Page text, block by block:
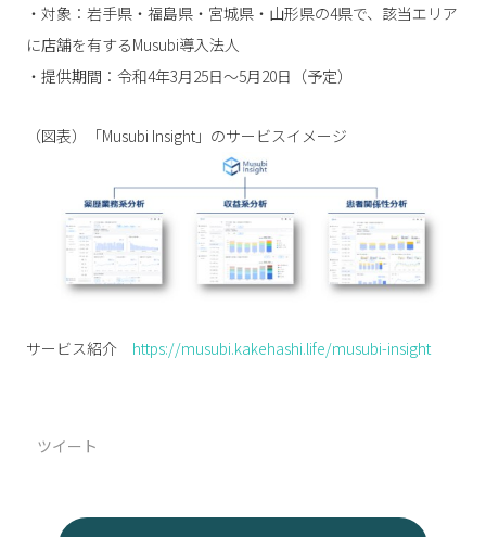
・対象：岩手県・福島県・宮城県・山形県の4県で、該当エリア
に店舗を有するMusubi導入法人
・提供期間：令和4年3月25日～5月20日（予定）
（図表）「Musubi Insight」のサービスイメージ
サービス紹介https://musubi.kakehashi.life/musubi-insight
ツイート